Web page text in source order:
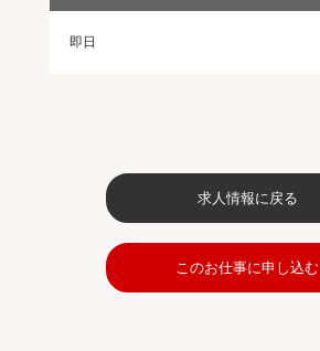
即日
求人情報に戻る
このお仕事に申し込む